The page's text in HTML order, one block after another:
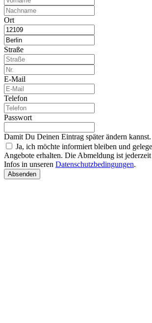
Ort
Straße
E-Mail
Telefon
Passwort
Damit Du Deinen Eintrag später ändern kannst.
Ja, ich möchte informiert bleiben und
Angebote erhalten. Die Abmeldung ist
Infos in unseren Datenschutzbedingungen.
Absenden